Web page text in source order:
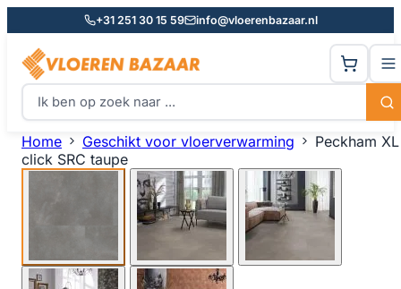
+31 251 30 15 59 info@vloerenbazaar.nl
Home Geschikt voor vloerverwarming
Peckham XL
click SRC taupe